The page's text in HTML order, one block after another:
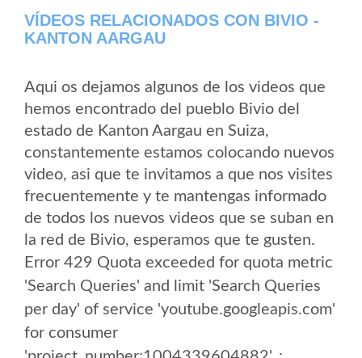
VÍDEOS RELACIONADOS CON BIVIO -
KANTON AARGAU
Aqui os dejamos algunos de los videos que
hemos encontrado del pueblo Bivio del
estado de Kanton Aargau en Suiza,
constantemente estamos colocando nuevos
video, asi que te invitamos a que nos visites
frecuentemente y te mantengas informado
de todos los nuevos videos que se suban en
la red de Bivio, esperamos que te gusten.
Error 429 Quota exceeded for quota metric
'Search Queries' and limit 'Search Queries
per day' of service 'youtube.googleapis.com'
for consumer